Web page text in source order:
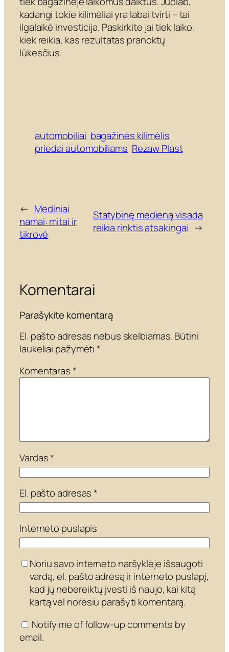
kadangi tokie kilimėliai yra labai tvirti – tai
ilgalaikė investicija. Paskirkite jai tiek laiko,
kiek reikia, kas rezultatas pranoktų
lūkesčius.
automobiliai bagažinės kilimėlis
priedai automobiliams Rezaw Plast
← Mediniai
namai: mitai ir
tikrovė
Statybinę medieną visada
reikia rinktis atsakingai →
Komentarai
Parašykite komentarą
El. pašto adresas nebus skelbiamas.Būtini
laukeliai pažymėti*
Komentaras*
Vardas*
El. pašto adresas*
Interneto puslapis
Noriu savo interneto naršyklėje išsaugoti
vardą, el. pašto adresą ir interneto puslapį,
kad jų nebereiktų įvesti iš naujo, kai kitą
kartą vėl norėsiu parašyti komentarą.
Notify me of follow-up comments by
email.